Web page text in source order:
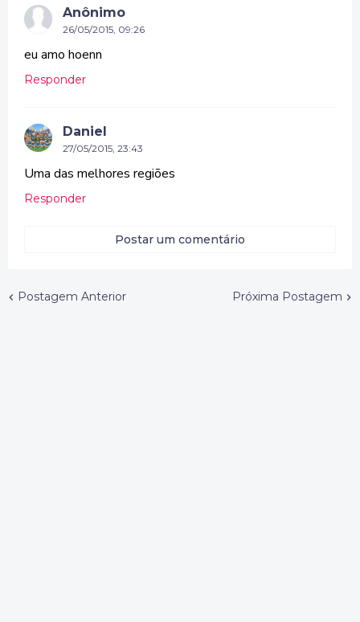
Anônimo
26/05/2015, 09:26
eu amo hoenn
Responder
Daniel
27/05/2015, 23:43
Uma das melhores regiões
Responder
Postar um comentário
Postagem Anterior Próxima Postagem